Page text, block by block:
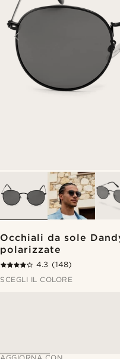
Occhiali da sole
polarizzate
4.3 (148)
SCEGLI IL COLORE